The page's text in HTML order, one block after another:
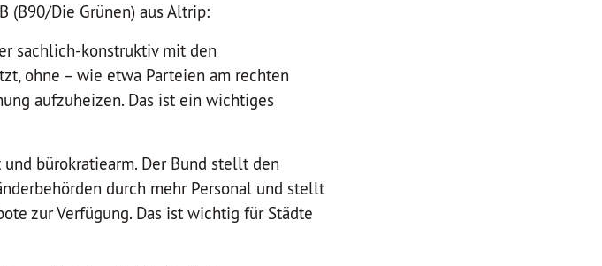
(B90/Die Grünen) aus Altrip:
sachlich-konstruktiv mit den
ohne – wie etwa Parteien am rechten
aufzuheizen. Das ist ein wichtiges
bürokratiearm. Der Bund stellt den
durch mehr Personal und stellt
zur Verfügung. Das ist wichtig für Städte